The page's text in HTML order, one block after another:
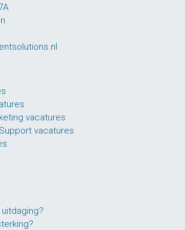
vacatures
vacatures